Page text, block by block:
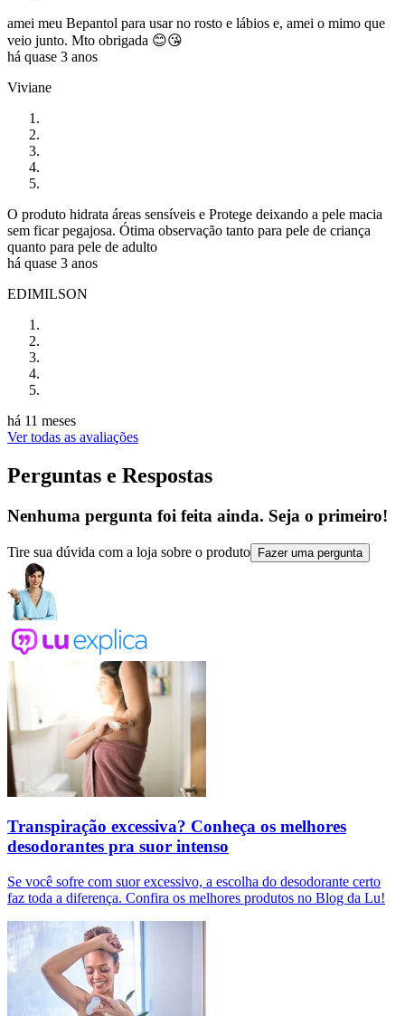
amei meu Bepantol para usar no rosto e lábios e, amei o mimo que
veio junto. Mto obrigada 😊😘
há quase 3 anos
Viviane
O produto hidrata áreas sensíveis e Protege deixando a pele macia
sem ficar pegajosa. Ótima observação tanto para pele de criança
quanto para pele de adulto
há quase 3 anos
EDIMILSON
há 11 meses
Ver todas as avaliações
Perguntas e Respostas
Nenhuma pergunta foi feita ainda. Seja o primeiro!
Tire sua dúvida com a loja sobre o produto Fazer uma pergunta
Transpiração excessiva? Conheça os melhores
desodorantes pra suor intenso
Se você sofre com suor excessivo, a escolha do desodorante certo
faz toda a diferença. Confira os melhores produtos no Blog da Lu!